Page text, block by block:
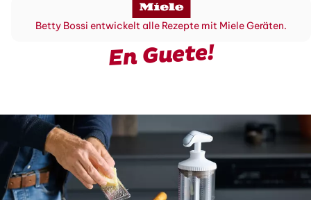
Betty Bossi entwickelt alle Rezepte mit Miele Geräten.
En Guete!